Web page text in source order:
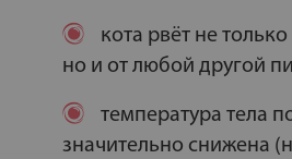
кота рвёт не
но и от любой другой
температура тела
значительно снижена